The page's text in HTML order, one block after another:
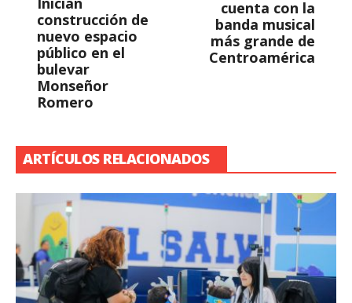
construcción de
nuevo espacio
público en el
bulevar
Monseñor
Romero
cuenta con la
banda musical
más grande de
Centroamérica
ARTÍCULOS RELACIONADOS